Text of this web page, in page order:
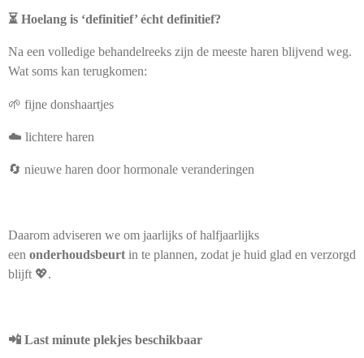
⏳ Hoelang is ‘definitief’ écht definitief?
Na een volledige behandelreeks zijn de meeste haren blijvend weg.
Wat soms kan terugkomen:
🌱 fijne donshaartjes
☁️ lichtere haren
🔄 nieuwe haren door hormonale veranderingen
Daarom adviseren we om jaarlijks of halfjaarlijks
een onderhoudsbeurt in te plannen, zodat je huid glad en verzorgd
blijft 💖.
📲 Last minute plekjes beschikbaar